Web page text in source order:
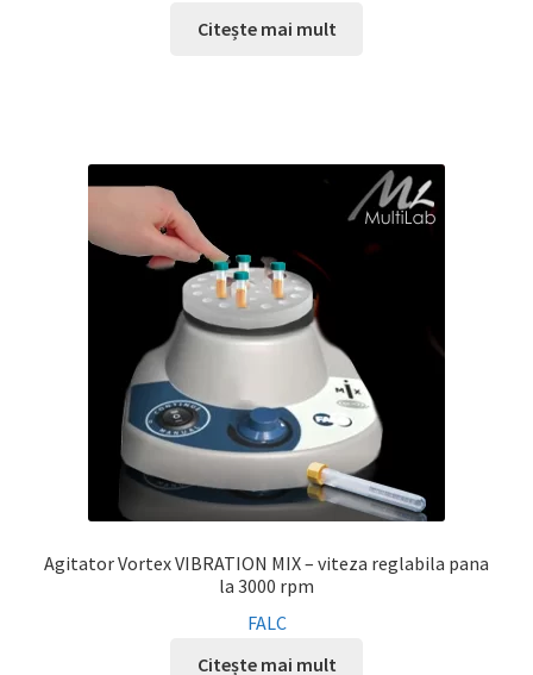
Citește mai mult
Agitator Vortex VIBRATION MIX – viteza reglabila pana
la 3000 rpm
FALC
Citește mai mult